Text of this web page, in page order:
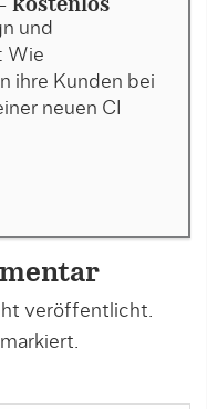
kostenlos
und
Wie
ihre Kunden bei
neuen CI
veröffentlicht.
markiert.